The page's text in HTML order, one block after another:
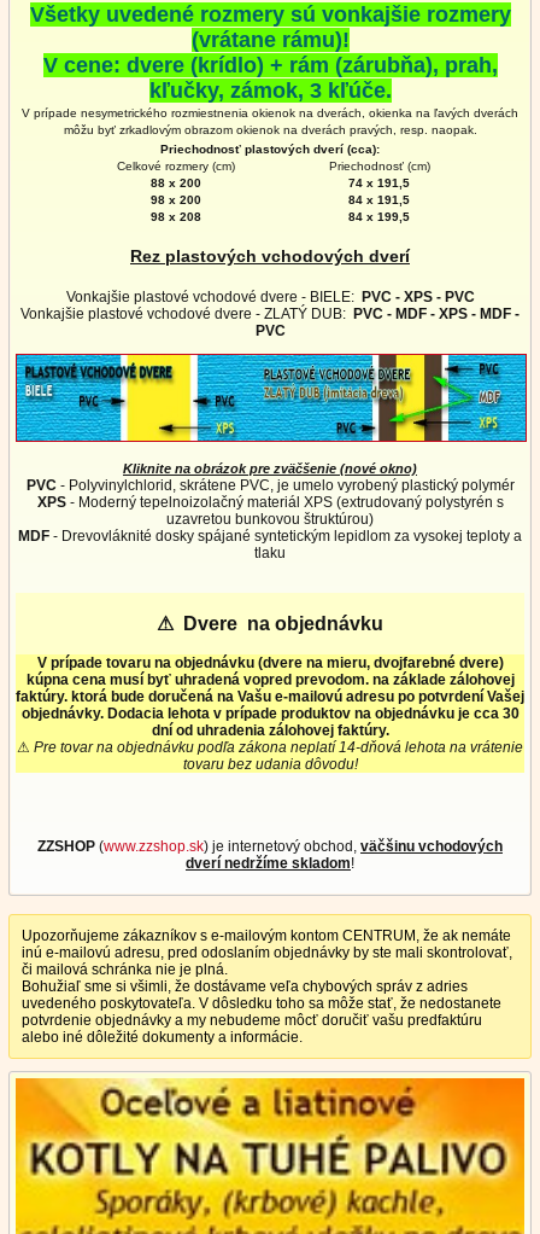
Upozorňujeme zákazníkov s e-mailovým kontom CENTRUM, že ak nemáte
inú e-mailovú adresu, pred odoslaním objednávky by ste mali skontrolovať,
či mailová schránka nie je plná.
Bohužiaľ sme si všimli, že dostávame veľa chybových správ z adries
uvedeného poskytovateľa. V dôsledku toho sa môže stať, že nedostanete
potvrdenie objednávky a my nebudeme môcť doručiť vašu predfaktúru
alebo iné dôležité dokumenty a informácie.
Všetky uvedené rozmery sú vonkajšie rozmery
(vrátane rámu)!
V cene: dvere (krídlo) + rám (zárubňa), prah,
kľučky, zámok, 3 kľúče.
V prípade nesymetrického rozmiestnenia okienok na dverách, okienka na ľavých dverách
môžu byť zrkadlovým obrazom okienok na dverách pravých, resp. naopak.
Priechodnosť plastových dverí (cca):
Celkové rozmery (cm)
Priechodnosť (cm)
88 x 200
74 x 191,5
98 x 200
84 x 191,5
98 x 208
84 x 199,5
Rez plastových vchodových dverí
Vonkajšie plastové vchodové dvere - BIELE: PVC - XPS - PVC
Vonkajšie plastové vchodové dvere - ZLATÝ DUB: PVC - MDF - XPS - MDF -
PVC
Kliknite na obrázok pre zväčšenie (nové okno)
PVC- Polyvinylchlorid, skrátene PVC, je umelo vyrobený plastický polymér
XPS- Moderný tepelnoizolačný materiál XPS (extrudovaný polystyrén s
uzavretou bunkovou štruktúrou)
MDF - Drevovláknité dosky spájané syntetickým lepidlom za vysokej teploty a
tlaku
⚠ Dvere na objednávku
V prípade tovaru na objednávku (dvere na mieru, dvojfarebné dvere)
kúpna cena musí byť uhradená vopred prevodom. na základe zálohovej
faktúry. ktorá bude doručená na Vašu e-mailovú adresu po potvrdení Vašej
objednávky. Dodacia lehota v prípade produktov na objednávku je cca 30
dní od uhradenia zálohovej faktúry.
⚠ Pre tovar na objednávku podľa zákona neplatí 14-dňová lehota na vrátenie
tovaru bez udania dôvodu!
ZZSHOP (www.zzshop.sk) je internetový obchod, väčšinu vchodových
dverí nedržíme skladom!